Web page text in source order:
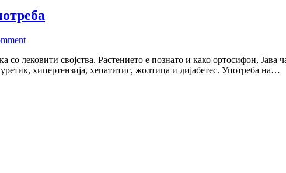
on
лековити
својства,
лековити својства. Растението е познато и како ортосифон, Јава
хипертензија, хепатитис, жолтица и дијабетес. Употреба на…